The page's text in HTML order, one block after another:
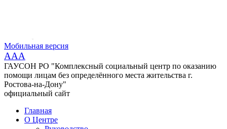
Мобильная версия
AAA
ГАУСОН РО "Комплексный социальный центр по оказанию
помощи лицам без определённого места жительства г.
Ростова-на-Дону"
официальный сайт
Главная
О Центре